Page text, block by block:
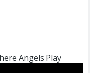
Angels Play